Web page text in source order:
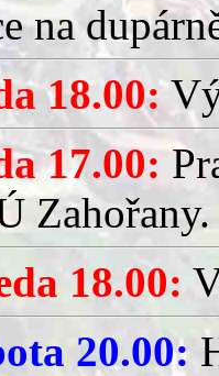
na
18.00:
17.00:
Zahořany.
18.00:
20.00: